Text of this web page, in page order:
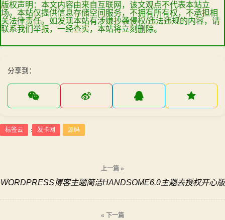
版权声明：本文内容由来自互联网，该文观点不代表本站立
场。本站仅提供信息存储空间服务，不拥有所有权，不承担相
关法律责任。如发现本站有涉嫌抄袭侵权/违法违规的内容，请
联系我们举报，一经查实，本站将立刻删除。
分享到：
标签云 : 发卡网 源码
章
上一篇 »
WORDPRESS博客主题简洁HANDSOME6.0主题去授权开心版
« 下一篇